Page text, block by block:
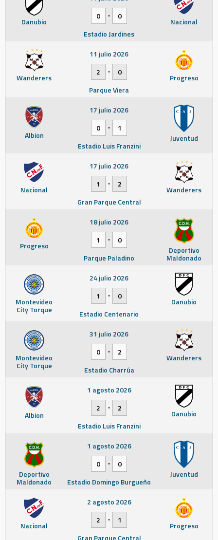
Danubio Nacional
0
-
0
Estadio Jardines
Wanderers Progreso
11 julio 2026
2
-
0
Parque Viera
Albion Juventud
17 julio 2026
0
-
1
Estadio Luis Franzini
Nacional Wanderers
17 julio 2026
1
-
2
Gran Parque Central
Progreso Deportivo
Maldonado
18 julio 2026
1
-
0
Parque Paladino
Montevideo
City Torque
Danubio
24 julio 2026
1
-
0
Estadio Centenario
Montevideo
City Torque
Wanderers
31 julio 2026
0
-
2
Estadio Charrúa
Albion Danubio
1 agosto 2026
2
-
2
Estadio Luis Franzini
Deportivo
Maldonado
Juventud
1 agosto 2026
0
-
0
Estadio Domingo Burgueño
Nacional Progreso
2 agosto 2026
2
-
1
Gran Parque Central